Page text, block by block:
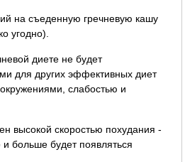
на съеденную гречневую кашу
угодно).
диете не будет
для других эффективных диет
слабостью и
высокой скоростью похудания -
больше будет появляться